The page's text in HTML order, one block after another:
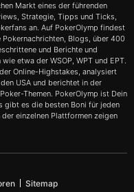
Markt eines der führenden
Strategie, Tipps und Ticks,
an. Auf PokerOlymp findest
Blogs, über 400
und Berichte und
etwa der WSOP, WPT und EPT.
Online-Highstakes, analysiert
USA und berichtet in der
Themen. PokerOlymp ist Dein
gibt es die besten Boni für jeden
einzelnen Plattformen zeigen
Sitemap